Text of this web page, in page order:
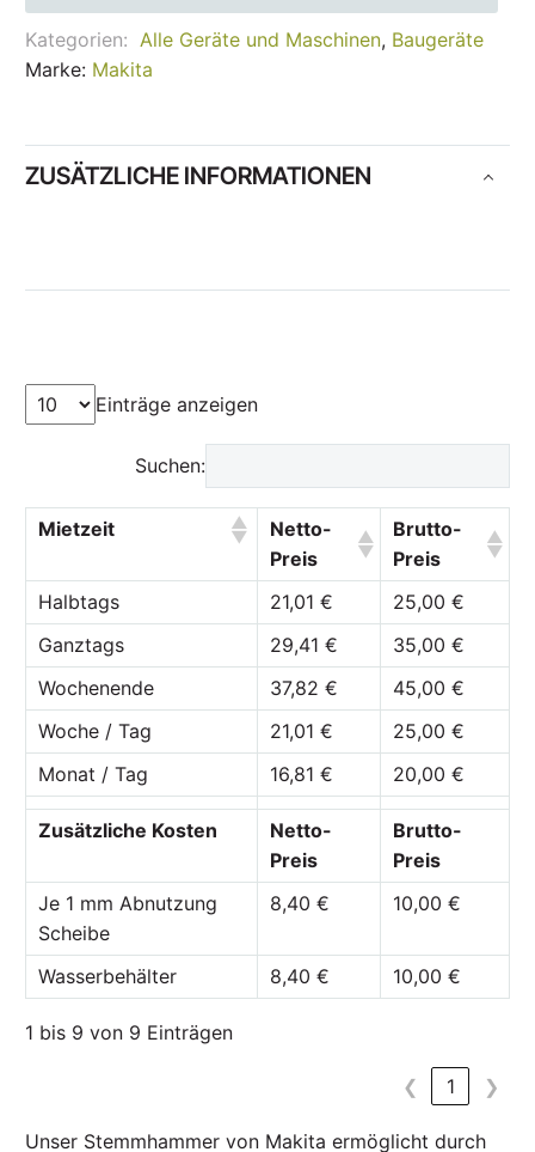
Kategorien: Alle Geräte und Maschinen, Baugeräte
Marke: Makita
ZUSÄTZLICHE INFORMATIONEN
Einträge anzeigen
Suchen:
Mietzeit
Netto-
Preis
Brutto-
Preis
Halbtags
21,01 €
25,00 €
Ganztags
29,41 €
35,00 €
Wochenende
37,82 €
45,00 €
Woche / Tag
21,01 €
25,00 €
Monat / Tag
16,81 € 20,00 €
Zusätzliche Kosten
Netto-
Preis
Brutto-
Preis
Je 1 mm Abnutzung
Scheibe
8,40 € 10,00 €
Wasserbehälter 8,40 € 10,00 €
1 bis 9 von 9 Einträgen
❮ 1 ❯
Unser Stemmhammer von Makita ermöglicht durch